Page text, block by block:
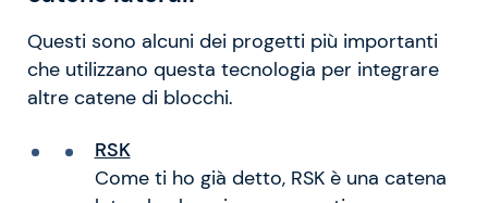
Questi sono alcuni dei progetti più importanti
che utilizzano questa tecnologia per integrare
altre catene di blocchi.
RSK
Come ti ho già detto, RSK è una catena